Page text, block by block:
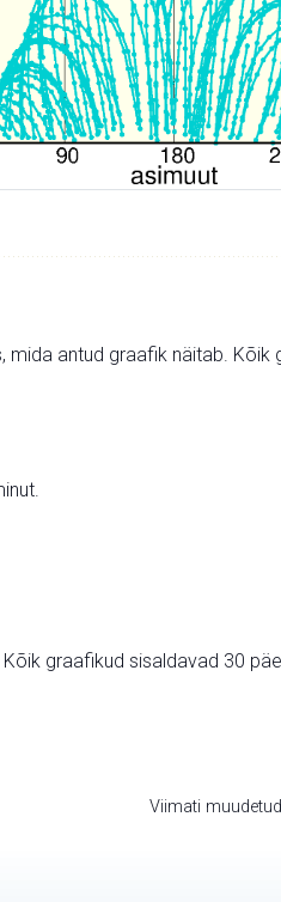
mida antud graafik näitab. Kõik
graafikud sisaldavad 30
Viimati